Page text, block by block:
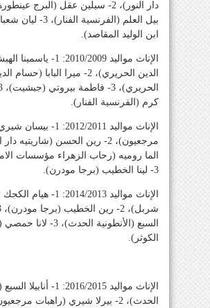
بيل العلم (الفرنسية
ابن الوليد المقاصد).
الإناث مواليد 2010/2009: 1-
الدين الحريري)، 2- ميرا البابا (حسام
كرم (الفرنسية الفنار).
الإناث مواليد 2012/2011: 1-
الما روميه (رحاب الزهراء مؤسسات
3- لينا الخطيب (برجا مودرن).
الإناث مواليد 2014/2013: 1-
السبع (الأنطونية الحدث)، 3-
الكوثر).
الإناث مواليد 2016/2015: 1-